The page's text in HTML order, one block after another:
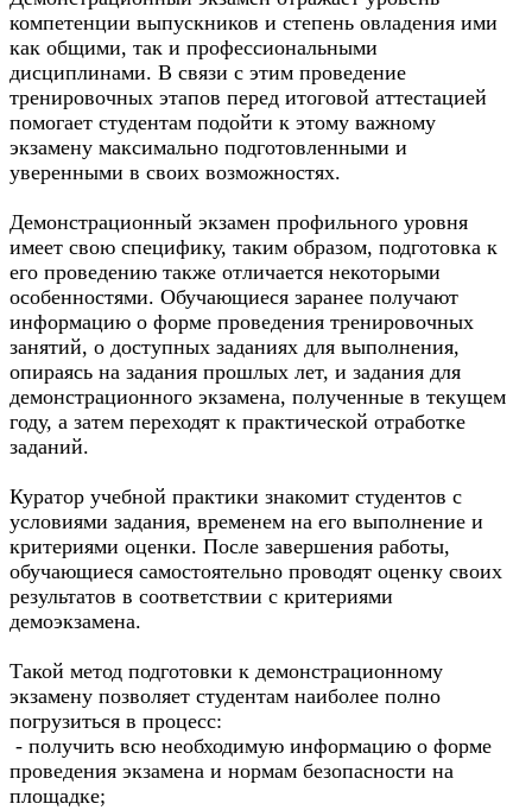
компетенции выпускников и степень овладения ими
как общими, так и профессиональными
дисциплинами. В связи с этим проведение
тренировочных этапов перед итоговой аттестацией
помогает студентам подойти к этому важному
экзамену максимально подготовленными и
уверенными в своих возможностях.
Демонстрационный экзамен профильного уровня
имеет свою специфику, таким образом, подготовка к
его проведению также отличается некоторыми
особенностями. Обучающиеся заранее получают
информацию о форме проведения тренировочных
занятий, о доступных заданиях для выполнения,
опираясь на задания прошлых лет, и задания для
демонстрационного экзамена, полученные в текущем
году, а затем переходят к практической отработке
заданий.
Куратор учебной практики знакомит студентов с
условиями задания, временем на его выполнение и
критериями оценки. После завершения работы,
обучающиеся самостоятельно проводят оценку своих
результатов в соответствии с критериями
демоэкзамена.
Такой метод подготовки к демонстрационному
экзамену позволяет студентам наиболее полно
погрузиться в процесс:
- получить всю необходимую информацию о форме
проведения экзамена и нормам безопасности на
площадке;